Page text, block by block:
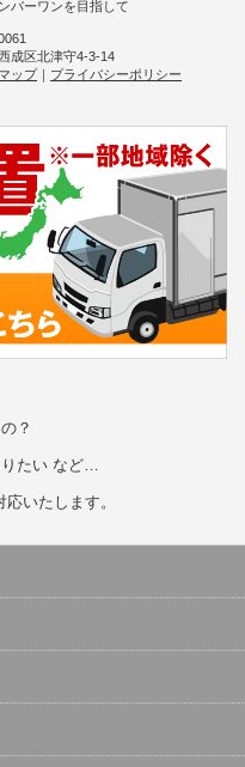
バーワンを目指して
成区北津守4-3-14
ップ
プライバシーポリシー
？
りたい など…
いたします。